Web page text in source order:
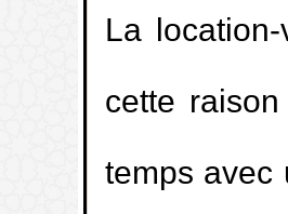
La
cette
temps